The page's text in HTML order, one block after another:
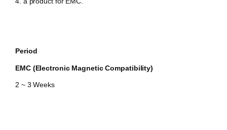
Period
EMC (Electronic Magnetic Compatibility)
2 ~ 3 Weeks